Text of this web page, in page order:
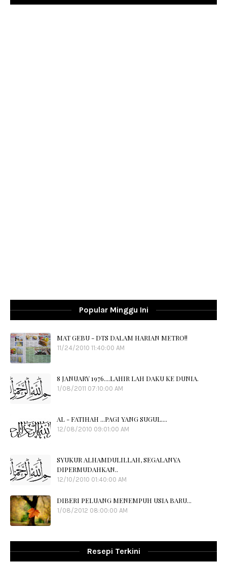
Popular Minggu Ini
MAT GEBU - DTS DALAM HARIAN METRO!!
11/24/2010 11:40:00 AM
8 JANUARY 1976....LAHIR LAH DAKU KE DUNIA.
1/08/2011 07:10:00 AM
AL - FATIHAH ...PAGI YANG SUGUL....
12/08/2010 09:01:00 AM
SYUKUR ALHAMDULILLAH, SEGALANYA
DIPERMUDAHKAN..
12/10/2010 01:40:00 AM
DIBERI PELUANG MENEMPUH USIA BARU...
1/08/2012 08:00:00 AM
Resepi Terkini